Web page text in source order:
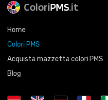
ColoriPMS.it
Home
Colori PMS
Acquista mazzetta colori PMS
Blog